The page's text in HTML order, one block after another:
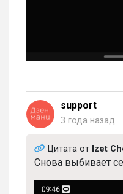
support
3 года назад
Цитата от Izet
Снова выбивает